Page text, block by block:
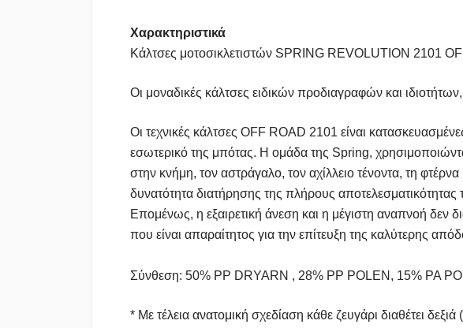
Xαρακτηριστικά
Κάλτσες μοτοσικλετιστών SPRING REVOLUTION 2101
Οι μοναδικές κάλτσες ειδικών προδιαγραφών και
Οι τεχνικές κάλτσες OFF ROAD 2101 είναι
εσωτερικό της μπότας. Η ομάδα της Spring,
στην κνήμη, τον αστράγαλο, τον αχίλλειο τένοντα, τη
δυνατότητα διατήρησης της πλήρους
Επομένως, η εξαιρετική άνεση και η μέγιστη αναπνοή δεν
που είναι απαραίτητος για την επίτευξη της καλύτερης
Σύνθεση: 50% PP DRYARN , 28% PP POLEN, 15% PA
* Με τέλεια ανατομική σχεδίαση κάθε ζευγάρι διαθέτει